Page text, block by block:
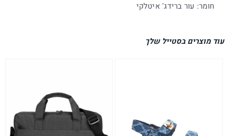
חומר: עור ברידג' איטלקי
עוד מוצרים בסטייל שלך